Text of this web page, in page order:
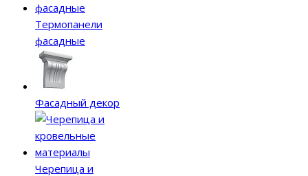
Термопанели
фасадные
Фасадный декор
Черепица и